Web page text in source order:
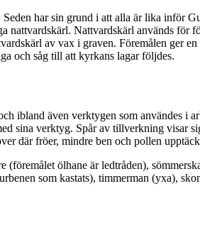
har sin grund i att alla är lika inför
nattvardskärl. Nattvardskärl används
av vax i graven. Föremålen ger
och såg till att kyrkans lagar följdes.
ibland även verktygen som användes i
sina verktyg. Spår av tillverkning visar
där fröer, mindre ben och pollen
ölhane är ledtråden),
som kastats), timmerman (yxa),